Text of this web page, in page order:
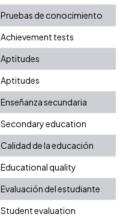
Pruebas de conocimiento
Achievement tests
Aptitudes
Aptitudes
Enseñanza secundaria
Secondary education
Calidad de la educación
Educational quality
Evaluación del estudiante
Student evaluation